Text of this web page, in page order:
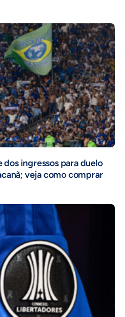
ingressos para duelo
veja como comprar